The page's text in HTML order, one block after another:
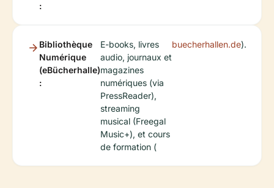
:
Bibliothèque
Numérique
(eBücherhalle)
:
E-books, livres
audio, journaux et
magazines
numériques (via
PressReader),
streaming
musical (Freegal
Music+), et cours
de formation (
buecherhallen.de).